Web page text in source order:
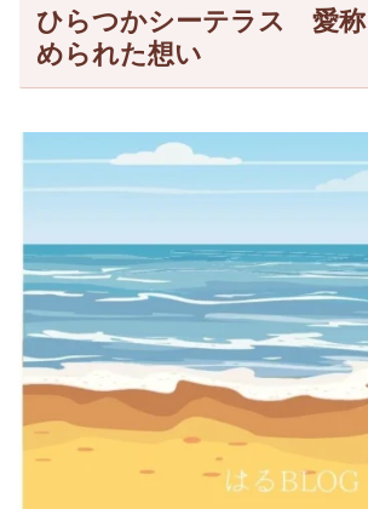
ひらつかシーテラス 愛
められた想い